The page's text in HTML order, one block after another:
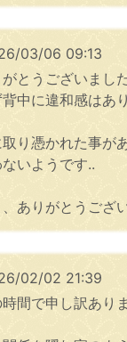
03/06 09:13
とうございました
中に違和感はあ
り憑かれた事が
いようです..
ありがとうござ
02/02 21:39
間で申し訳あり